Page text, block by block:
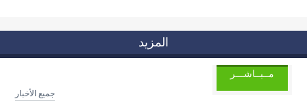
المزيد
مــبــاشـــر
جميع الأخبار